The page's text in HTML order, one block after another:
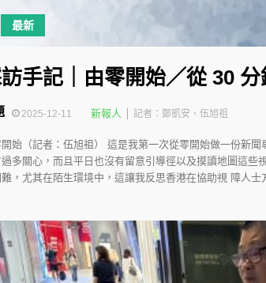
最新
手記｜由零開始／從 30
2025-12-11 新報人 記者：鄭凱安、伍旭祖
開始（記者：伍旭祖） 這是我第一次從零開始做一份新
多關心，而且平日也沒有留意引導徑以及摸讀地圖這
難，尤其在陌生環境中，這讓我反思香港在協助視 障人